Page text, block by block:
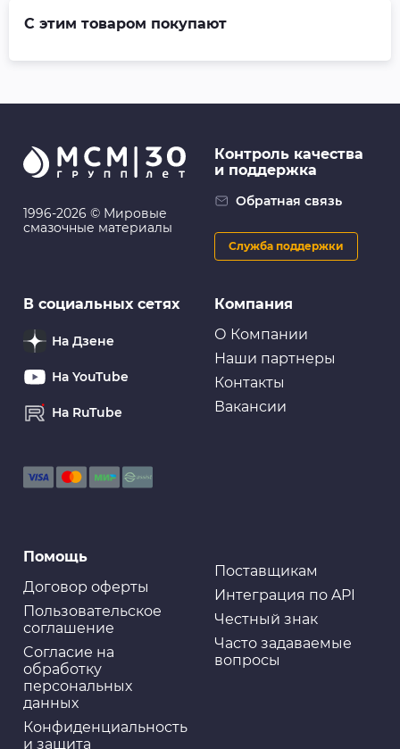
С этим товаром покупают
1996-2026 © Мировые
смазочные материалы
Компания
О Компании
Наши партнеры
Контакты
Вакансии
Помощь
Договор оферты
Пользовательское
соглашение
Cогласие на
обработку
персональных
данных
Конфиденциальность
и защита
Поставщикам
Интеграция по API
Честный знак
Часто задаваемые
вопросы
Контроль качества
и поддержка
Обратная связь
Служба поддержки
В социальных сетях
На Дзене
На YouTube
На RuTube